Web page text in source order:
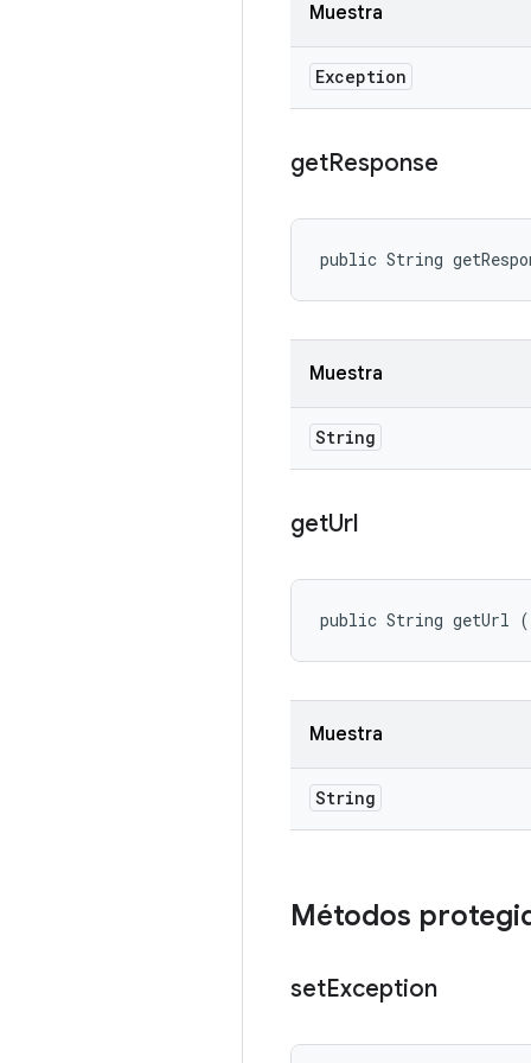
Muestra
Exception
getResponse
public String
Muestra
String
getUrl
public String getUrl
Muestra
String
Métodos
setException